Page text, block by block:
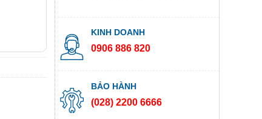
KINH DOANH
0906 886 820
BẢO HÀNH
(028) 2200 6666